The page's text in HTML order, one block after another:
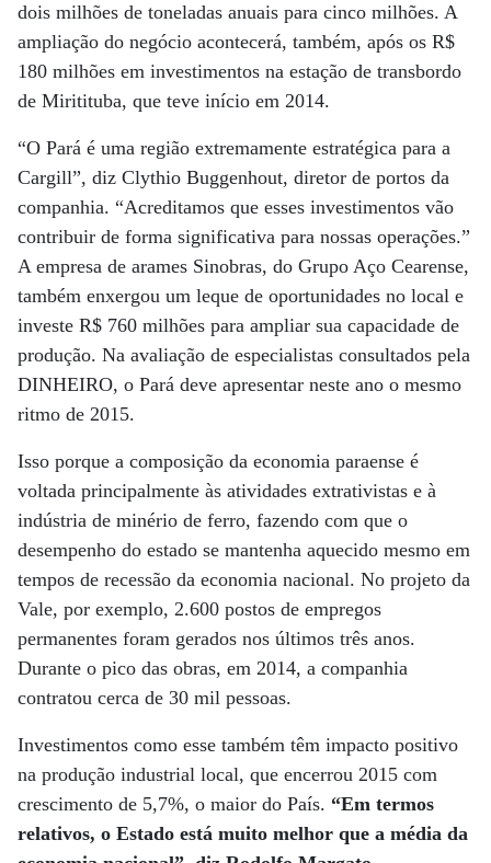
dois milhões de toneladas anuais para cinco milhões. A
ampliação do negócio acontecerá, também, após os R$
180 milhões em investimentos na estação de transbordo
de Miritituba, que teve início em 2014.
“O Pará é uma região extremamente estratégica para a
Cargill”, diz Clythio Buggenhout, diretor de portos da
companhia. “Acreditamos que esses investimentos vão
contribuir de forma significativa para nossas operações.”
A empresa de arames Sinobras, do Grupo Aço Cearense,
também enxergou um leque de oportunidades no local e
investe R$ 760 milhões para ampliar sua capacidade de
produção. Na avaliação de especialistas consultados pela
DINHEIRO, o Pará deve apresentar neste ano o mesmo
ritmo de 2015.
Isso porque a composição da economia paraense é
voltada principalmente às atividades extrativistas e à
indústria de minério de ferro, fazendo com que o
desempenho do estado se mantenha aquecido mesmo em
tempos de recessão da economia nacional. No projeto da
Vale, por exemplo, 2.600 postos de empregos
permanentes foram gerados nos últimos três anos.
Durante o pico das obras, em 2014, a companhia
contratou cerca de 30 mil pessoas.
Investimentos como esse também têm impacto positivo
na produção industrial local, que encerrou 2015 com
crescimento de 5,7%, o maior do País. “Em termos
relativos, o Estado está muito melhor que a média da